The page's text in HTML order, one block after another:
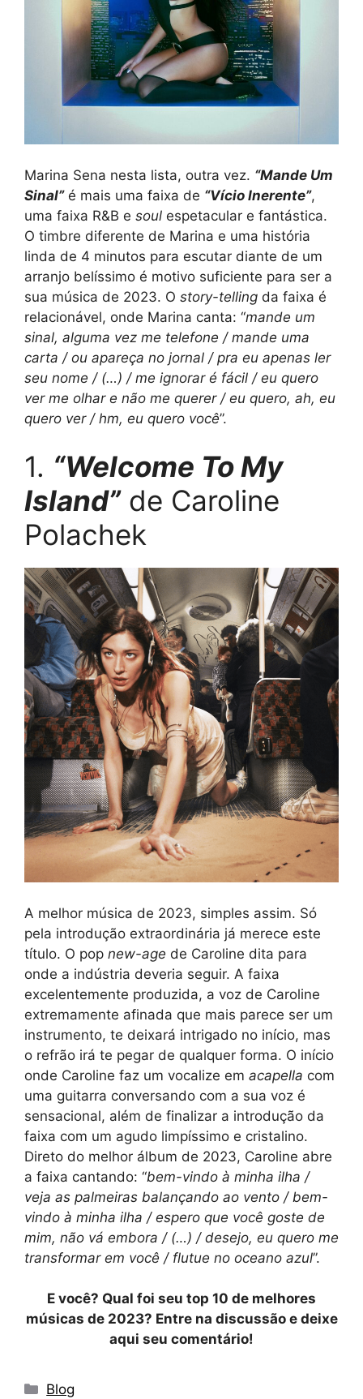
Marina Sena nesta lista, outra vez. “Mande Um
Sinal”é mais uma faixa de “Vício Inerente”,
uma faixa R&B e soul espetacular e fantástica.
O timbre diferente de Marina e uma história
linda de 4 minutos para escutar diante de um
arranjo belíssimo é motivo suficiente para ser a
sua música de 2023. O story-telling da faixa é
relacionável, onde Marina canta: “mande um
sinal, alguma vez me telefone / mande uma
carta / ou apareça no jornal / pra eu apenas ler
seu nome / (…) / me ignorar é fácil / eu quero
ver me olhar e não me querer / eu quero, ah, eu
quero ver / hm, eu quero você”.
1. “Welcome To My
Island”de Caroline
Polachek
A melhor música de 2023, simples assim. Só
pela introdução extraordinária já merece este
título. O pop new-age de Caroline dita para
onde a indústria deveria seguir. A faixa
excelentemente produzida, a voz de Caroline
extremamente afinada que mais parece ser um
instrumento, te deixará intrigado no início, mas
o refrão irá te pegar de qualquer forma. O início
onde Caroline faz um vocalize em acapella com
uma guitarra conversando com a sua voz é
sensacional, além de finalizar a introdução da
faixa com um agudo limpíssimo e cristalino.
Direto do melhor álbum de 2023, Caroline abre
a faixa cantando: “bem-vindo à minha ilha /
veja as palmeiras balançando ao vento / bem-
vindo à minha ilha / espero que você goste de
mim, não vá embora / (…) / desejo, eu quero me
transformar em você / flutue no oceano azul”.
E você? Qual foi seu top 10 de melhores
músicas de 2023? Entre na discussão e deixe
aqui seu comentário!
Categorias
Blog